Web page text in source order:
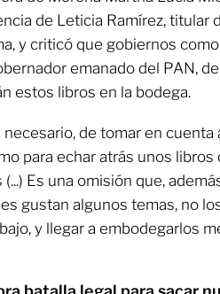
de Leticia Ramírez, titular
y criticó que gobiernos
emanado del PAN,
estos libros en la bodega.
necesario, de tomar en cuenta
para echar atrás unos libros
Es una omisión que,
gustan algunos temas, no
y llegar a embodegarlos